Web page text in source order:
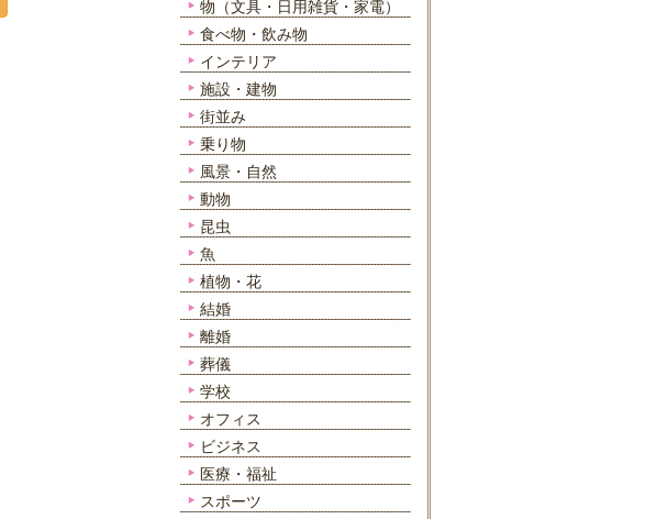
物（文具・日用雑貨・家電）
食べ物・飲み物
インテリア
施設・建物
街並み
乗り物
風景・自然
動物
昆虫
魚
植物・花
結婚
離婚
葬儀
学校
オフィス
ビジネス
医療・福祉
スポーツ